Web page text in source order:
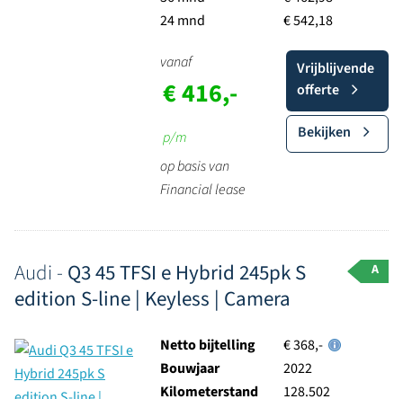
24 mnd
€ 542,18
vanaf
€ 416,-
p/m
op basis van
Financial lease
Vrijblijvende
offerte
Bekijken
Audi - Q3 45 TFSI e Hybrid 245pk S
edition S-line | Keyless | Camera
A
Netto bijtelling
€ 368,-
Bouwjaar
2022
Kilometerstand
128.502